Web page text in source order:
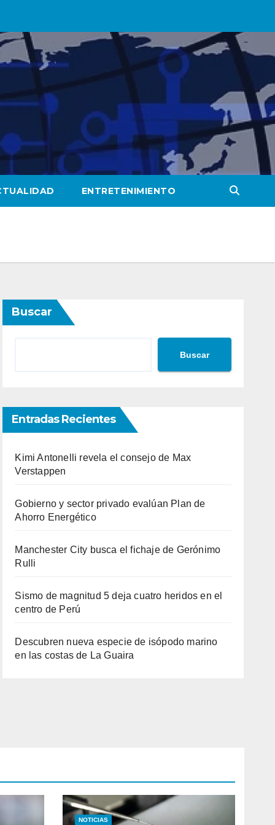
ENTRETENIMIENTO
Buscar
Buscar
Entradas Recientes
Kimi Antonelli revela el consejo de Max
Verstappen
Gobierno y sector privado evalúan Plan de
Ahorro Energético
Manchester City busca el fichaje de Gerónimo
Rulli
Sismo de magnitud 5 deja cuatro heridos en el
centro de Perú
Descubren nueva especie de isópodo marino
en las costas de La Guaira
NOTICIAS